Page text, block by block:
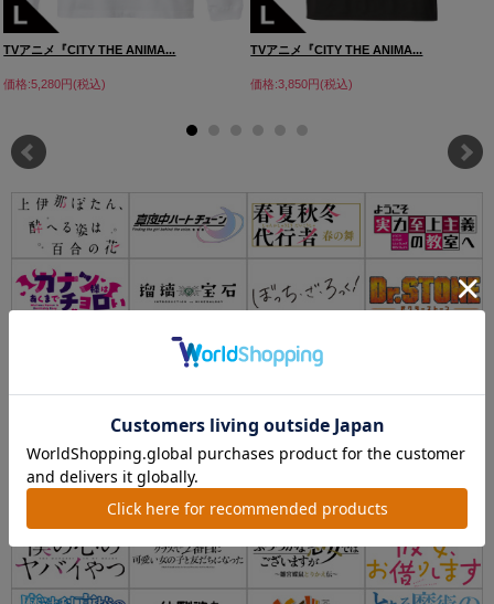
TVアニメ『CITY THE ANIMA...
価格:5,280円(税込)
TVアニメ『CITY THE ANIMA...
価格:3,850円(税込)